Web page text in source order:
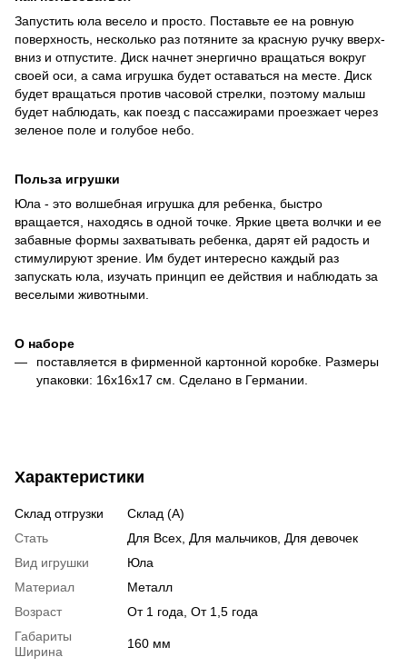
Запустить юла весело и просто. Поставьте ее на ровную
поверхность, несколько раз потяните за красную ручку вверх-
вниз и отпустите. Диск начнет энергично вращаться вокруг
своей оси, а сама игрушка будет оставаться на месте. Диск
будет вращаться против часовой стрелки, поэтому малыш
будет наблюдать, как поезд с пассажирами проезжает через
зеленое поле и голубое небо.
Польза игрушки
Юла - это волшебная игрушка для ребенка, быстро
вращается, находясь в одной точке. Яркие цвета волчки и ее
забавные формы захватывать ребенка, дарят ей радость и
стимулируют зрение. Им будет интересно каждый раз
запускать юла, изучать принцип ее действия и наблюдать за
веселыми животными.
О наборе
поставляется в фирменной картонной коробке. Размеры
упаковки: 16х16х17 см. Сделано в Германии.
Характеристики
Склад отгрузки
Склад (А)
Стать
Для Всех, Для мальчиков, Для девочек
Вид игрушки
Юла
Материал
Металл
Возраст
От 1 года, От 1,5 года
Габариты
Ширина
160 мм